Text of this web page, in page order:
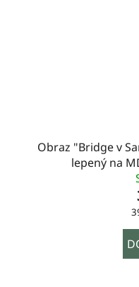
Obraz "Bridge v
lepený na